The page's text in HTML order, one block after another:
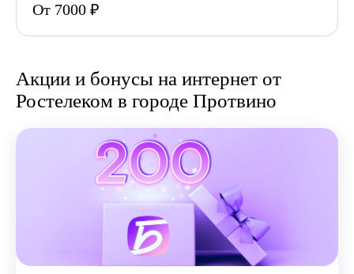
От 7000 ₽
Акции и бонусы на интернет от
Ростелеком в городе Протвино